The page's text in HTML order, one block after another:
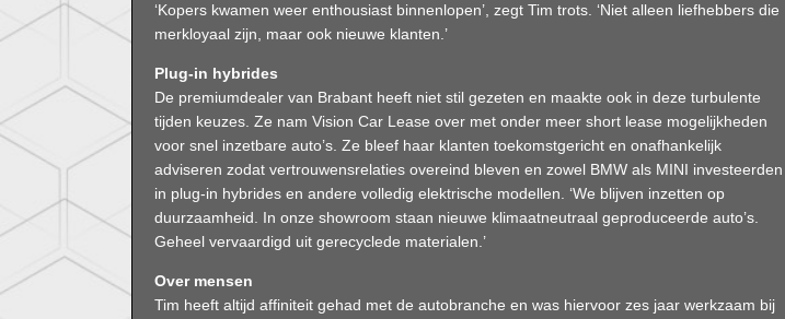
‘Kopers kwamen weer enthousiast binnenlopen’, zegt Tim trots. ‘Niet alleen liefhebbers die
merkloyaal zijn, maar ook nieuwe klanten.’
Plug-in hybrides
De premiumdealer van Brabant heeft niet stil gezeten en maakte ook in deze turbulente
tijden keuzes. Ze nam Vision Car Lease over met onder meer short lease mogelijkheden
voor snel inzetbare auto’s. Ze bleef haar klanten toekomstgericht en onafhankelijk
adviseren zodat vertrouwensrelaties overeind bleven en zowel BMW als MINI investeerden
in plug-in hybrides en andere volledig elektrische modellen. ‘We blijven inzetten op
duurzaamheid. In onze showroom staan nieuwe klimaatneutraal geproduceerde auto’s.
Geheel vervaardigd uit gerecyclede materialen.’
Over mensen
Tim heeft altijd affiniteit gehad met de autobranche en was hiervoor zes jaar werkzaam bij